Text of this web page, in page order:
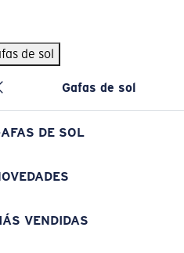
de sol
Gafas de sol
DE SOL
VENDIDAS
Pack Exclusivo
sol